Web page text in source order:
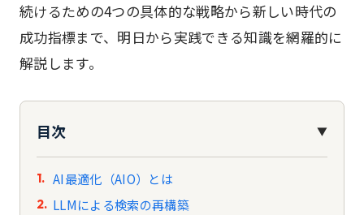
続けるための4つの具体的な戦略から新しい時代の
成功指標まで、明日から実践できる知識を網羅的に
解説します。
目次 ▼
AI最適化（AIO）とは
LLMによる検索の再構築